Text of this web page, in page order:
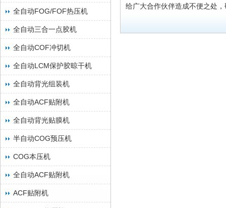
全自动FOG/FOF热压机
全自动三合一点胶机
全自动COF冲切机
全自动LCM保护胶晾干机
全自动背光组装机
全自动ACF贴附机
全自动背光贴膜机
半自动COG预压机
COG本压机
全自动ACF贴附机
ACF贴附机
给广大合作伙伴造成不便之处